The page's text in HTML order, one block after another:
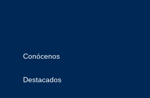
Conócenos
Destacados